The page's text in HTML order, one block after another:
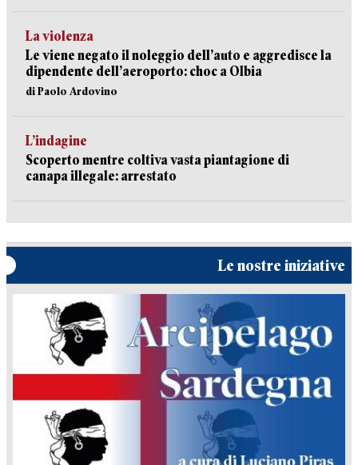
La violenza
Le viene negato il noleggio dell’auto e aggredisce la
dipendente dell’aeroporto: choc a Olbia
di Paolo Ardovino
L’indagine
Scoperto mentre coltiva vasta piantagione di
canapa illegale: arrestato
Le nostre iniziative